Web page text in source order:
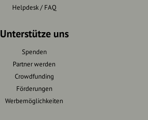
Helpdesk / FAQ
Unterstütze uns
Spenden
Partner werden
Crowdfunding
Förderungen
Werbemöglichkeiten